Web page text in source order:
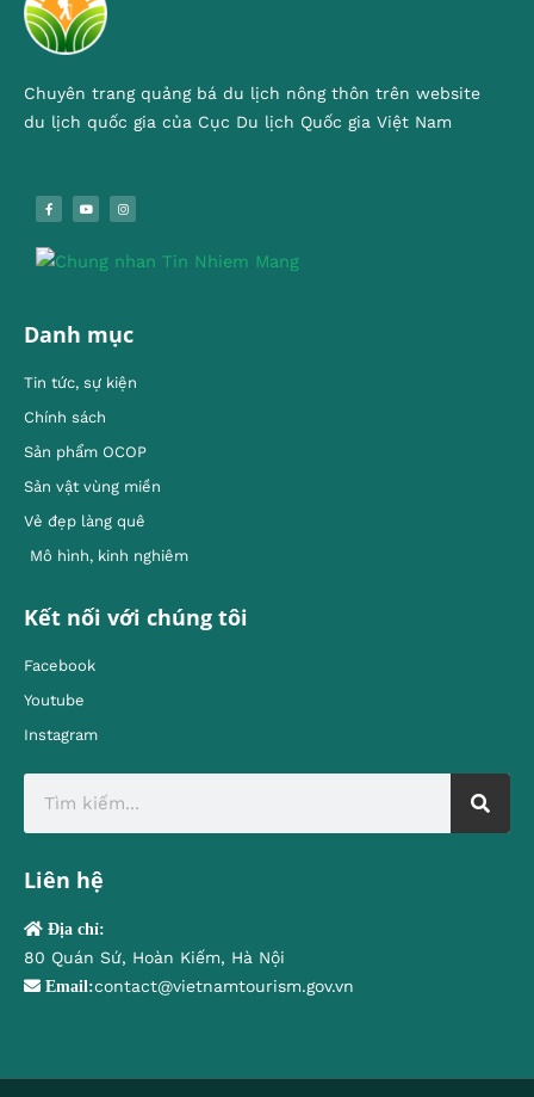
Chuyên trang quảng bá du lịch nông thôn trên website
du lịch quốc gia của Cục Du lịch Quốc gia Việt Nam
Danh mục
Tin tức, sự kiện
Chính sách
Sản phẩm OCOP
Sản vật vùng miền
Vẻ đẹp làng quê
Mô hình, kinh nghiêm
Kết nối với chúng tôi
Facebook
Youtube
Instagram
Liên hệ
Địa chỉ:
80 Quán Sứ, Hoàn Kiếm, Hà Nội
Email:contact@vietnamtourism.gov.vn